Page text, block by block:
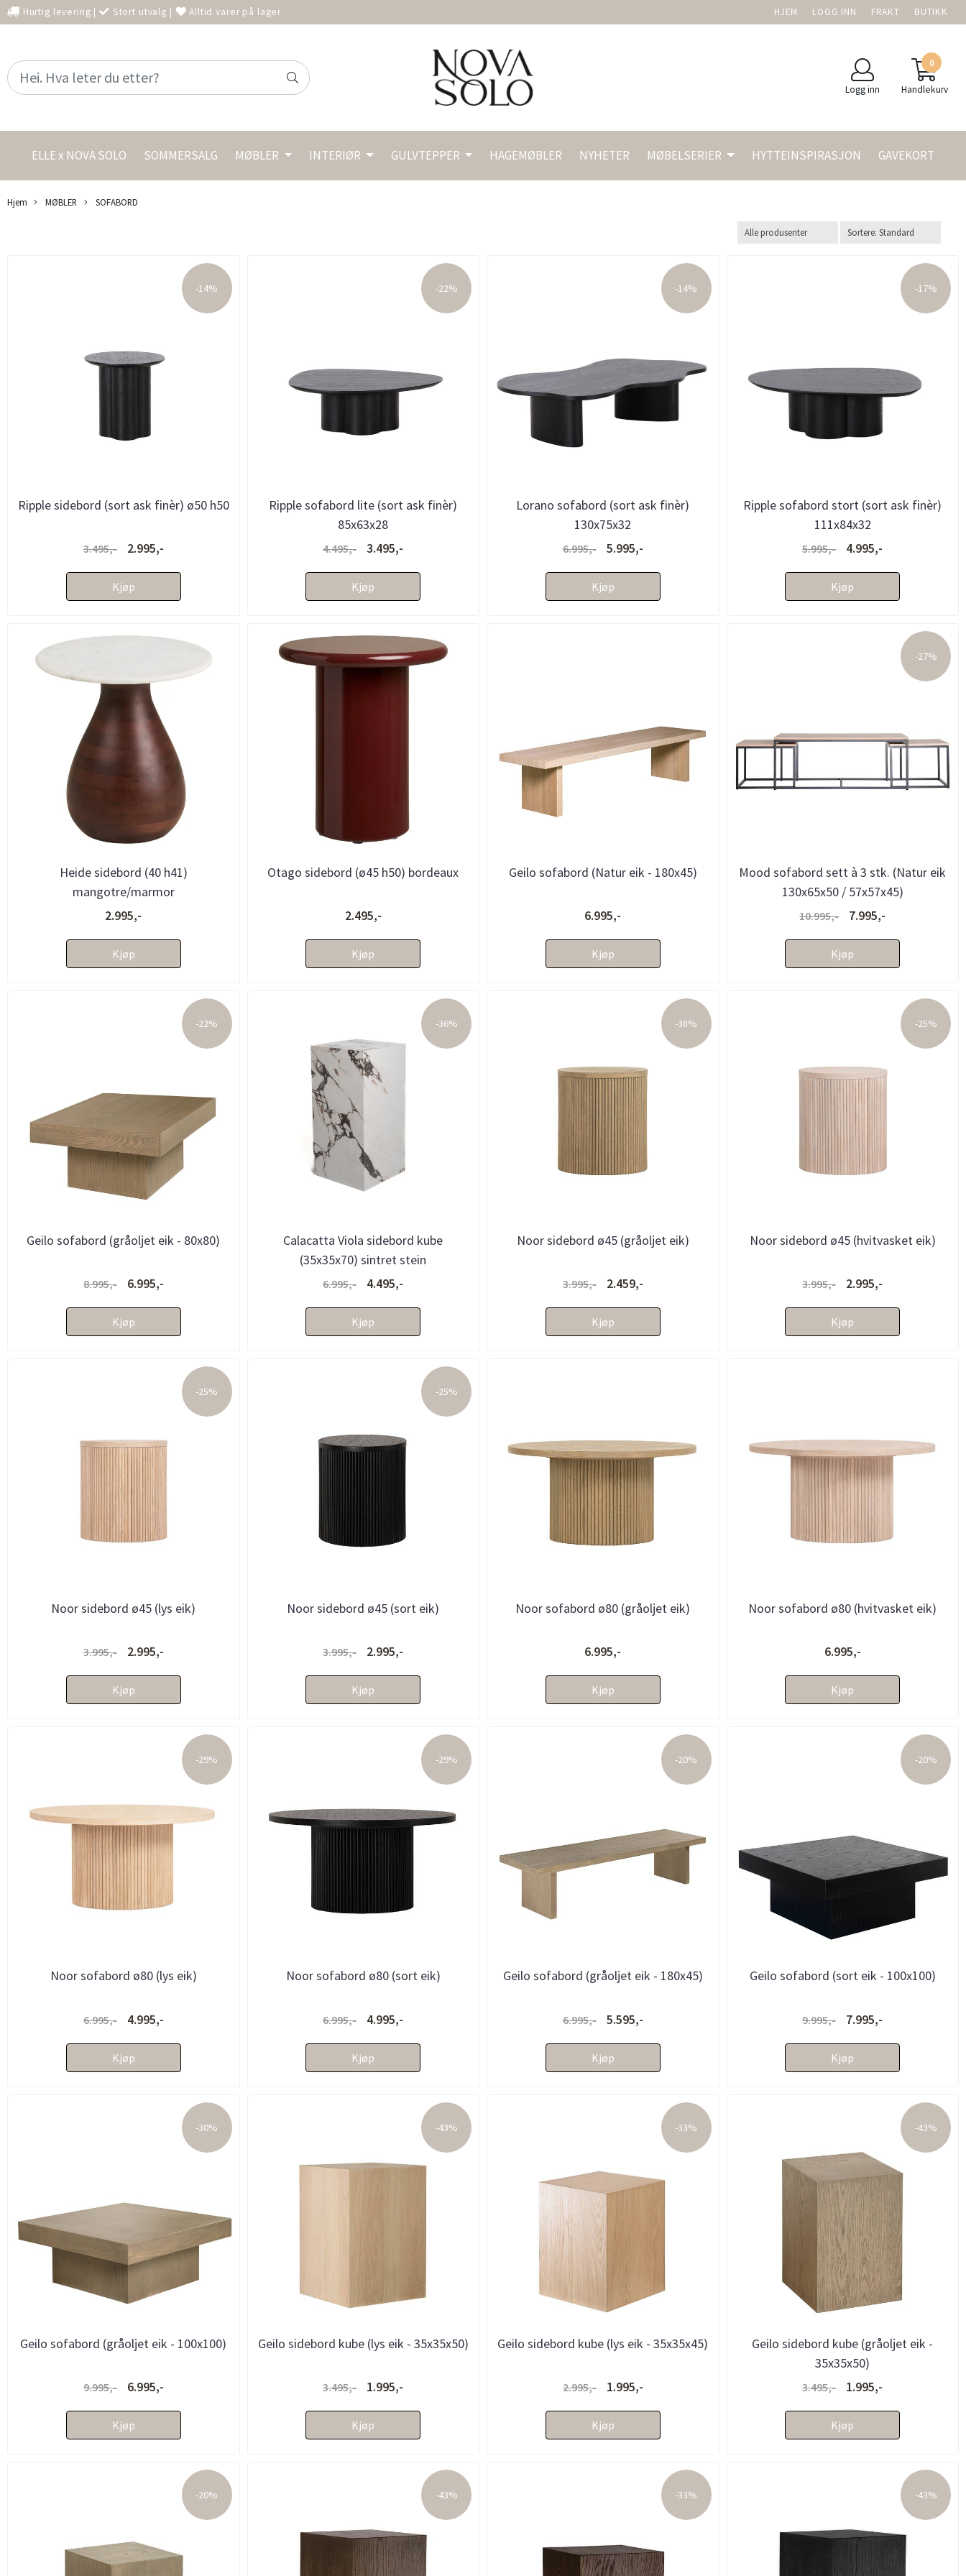
Hurtig levering | Stort utvalg | Alltid varer på lager HJEM LOGG INN FRAKT BUTIKK
Logg inn
0
Handlekurv
ELLE x NOVA SOLO SOMMERSALG MØBLER INTERIØR GULVTEPPER HAGEMØBLER NYHETER MØBELSERIER HYTTEINSPIRASJON GAVEKORT
Hjem MØBLER SOFABORD
-14%
Ripple sidebord (sort ask finèr) ø50 h50
3.495,- 2.995,-
Kjøp
-22%
Ripple sofabord lite (sort ask finèr)
85x63x28
4.495,- 3.495,-
Kjøp
-14%
Lorano sofabord (sort ask finèr)
130x75x32
6.995,- 5.995,-
Kjøp
-17%
Ripple sofabord stort (sort ask finèr)
111x84x32
5.995,- 4.995,-
Kjøp
Heide sidebord (40 h41)
mangotre/marmor
2.995,-
Kjøp
Otago sidebord (ø45 h50) bordeaux
2.495,-
Kjøp
Geilo sofabord (Natur eik - 180x45)
6.995,-
Kjøp
-27%
Mood sofabord sett à 3 stk. (Natur eik
130x65x50 / 57x57x45)
10.995,- 7.995,-
Kjøp
-22%
Geilo sofabord (gråoljet eik - 80x80)
8.995,- 6.995,-
Kjøp
-36%
Calacatta Viola sidebord kube
(35x35x70) sintret stein
6.995,- 4.495,-
Kjøp
-38%
Noor sidebord ø45 (gråoljet eik)
3.995,- 2.459,-
Kjøp
-25%
Noor sidebord ø45 (hvitvasket eik)
3.995,- 2.995,-
Kjøp
-25%
Noor sidebord ø45 (lys eik)
3.995,- 2.995,-
Kjøp
-25%
Noor sidebord ø45 (sort eik)
3.995,- 2.995,-
Kjøp
Noor sofabord ø80 (gråoljet eik)
6.995,-
Kjøp
Noor sofabord ø80 (hvitvasket eik)
6.995,-
Kjøp
-29%
Noor sofabord ø80 (lys eik)
6.995,- 4.995,-
Kjøp
-29%
Noor sofabord ø80 (sort eik)
6.995,- 4.995,-
Kjøp
-20%
Geilo sofabord (gråoljet eik - 180x45)
6.995,- 5.595,-
Kjøp
-20%
Geilo sofabord (sort eik - 100x100)
9.995,- 7.995,-
Kjøp
-30%
Geilo sofabord (gråoljet eik - 100x100)
9.995,- 6.995,-
Kjøp
-43%
Geilo sidebord kube (lys eik - 35x35x50)
3.495,- 1.995,-
Kjøp
-33%
Geilo sidebord kube (lys eik - 35x35x45)
2.995,- 1.995,-
Kjøp
-43%
Geilo sidebord kube (gråoljet eik -
35x35x50)
3.495,- 1.995,-
Kjøp
-20% -43% -33% -43%